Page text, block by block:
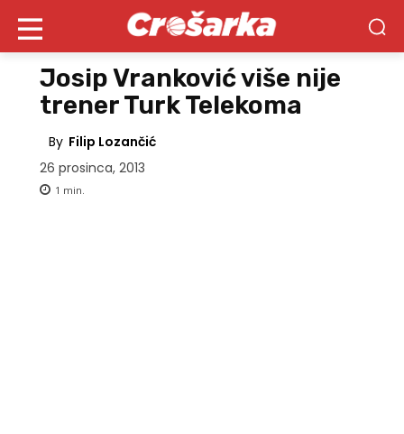
Josip Vranković više nije
trener Turk Telekoma
By Filip Lozančić
26 prosinca, 2013
1 min.